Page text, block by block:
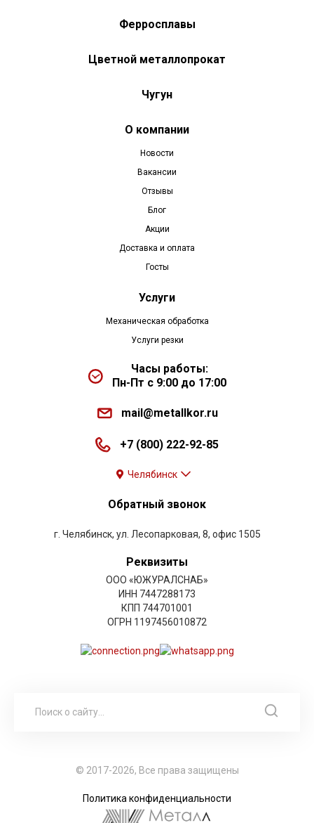
Ферросплавы
Цветной металлопрокат
Чугун
О компании
Новости
Вакансии
Отзывы
Блог
Акции
Доставка и оплата
Госты
Услуги
Механическая обработка
Услуги резки
Часы работы:
Пн-Пт с 9:00 до 17:00
mail@metallkor.ru
+7 (800) 222-92-85
Челябинск
Обратный звонок
г. Челябинск, ул. Лесопарковая, 8, офис 1505
Реквизиты
ООО «ЮЖУРАЛСНАБ»
ИНН 7447288173
КПП 744701001
ОГРН 1197456010872
© 2017-2026, Все права защищены
Политика конфиденциальности